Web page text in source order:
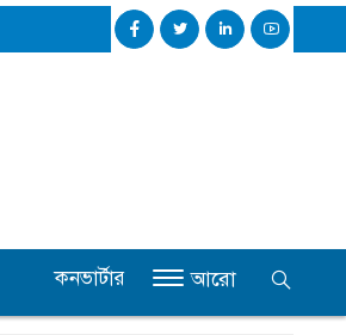
কনভার্টার আরো